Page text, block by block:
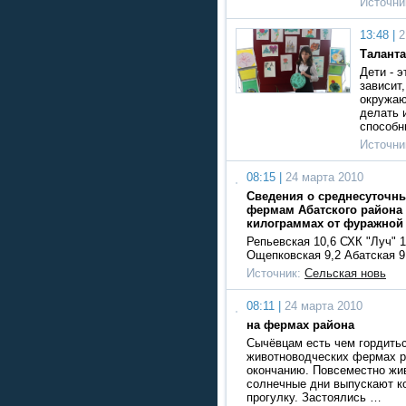
13:48 |
Дети -
делать
08:15 |
24 марта 2010
Сведения о
фермам Абатского района
килограммах от
Репьевская 10,6 СХК "Луч"
Ощепковская 9,2 Абатская
Источник: Сельская новь
08:11 |
24 марта 2010
на фермах района
Сычёвцам есть чем
животноводческих фермах
окончанию. Повсеместно
солнечные дни выпускают
прогулку. Застоялись …